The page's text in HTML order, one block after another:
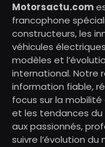
Motorsactu.com
francophone
constructeurs, les
véhicules
modèles et
international. Notre
information fiable,
focus sur la
et les tendances du
aux passionnés,
suivre l’évolution